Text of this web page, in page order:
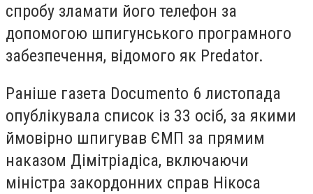
спробу зламати його телефон за
допомогою шпигунського програмного
забезпечення, відомого як Predator.
Раніше газета Documento 6 листопада
опублікувала список із 33 осіб, за якими
ймовірно шпигував ЄМП за прямим
наказом Дімітріадіса, включаючи
міністра закордонних справ Нікоса